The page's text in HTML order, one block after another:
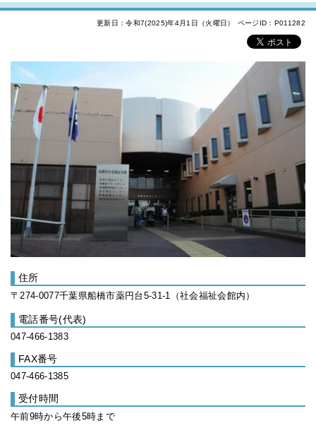
更新日：令和7(2025)年4月1日（火曜日） ページID：P011282
住所
〒274-0077千葉県船橋市薬円台5-31-1（社会福祉会館内）
電話番号(代表)
047-466-1383
FAX番号
047-466-1385
受付時間
午前9時から午後5時まで